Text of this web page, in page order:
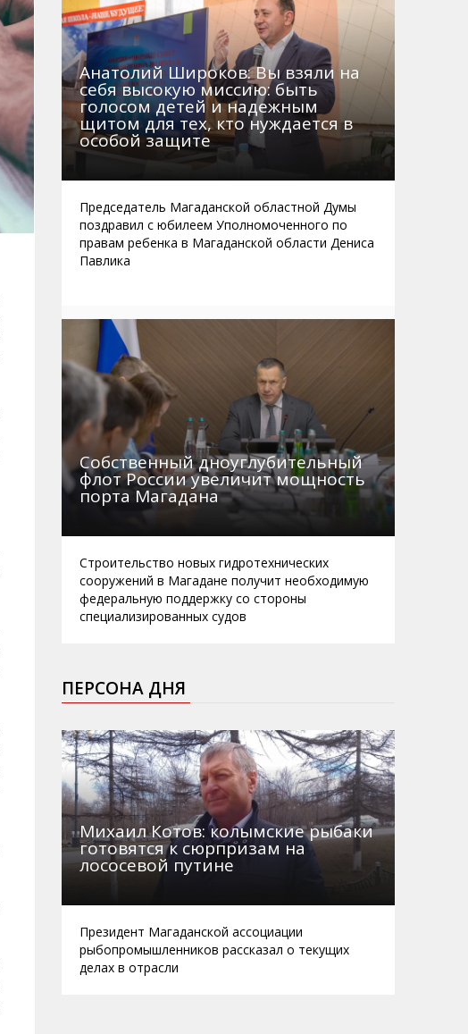
Анатолий Широков: Вы взяли на
себя высокую миссию: быть
голосом детей и надежным
щитом для тех, кто нуждается в
особой защите
Председатель Магаданской областной Думы
поздравил с юбилеем Уполномоченного по
правам ребенка в Магаданской области Дениса
Павлика
Собственный дноуглубительный
флот России увеличит мощность
порта Магадана
Строительство новых гидротехнических
сооружений в Магадане получит необходимую
федеральную поддержку со стороны
специализированных судов
ПЕРСОНА ДНЯ
Михаил Котов: колымские рыбаки
готовятся к сюрпризам на
лососевой путине
Президент Магаданской ассоциации
рыбопромышленников рассказал о текущих
делах в отрасли